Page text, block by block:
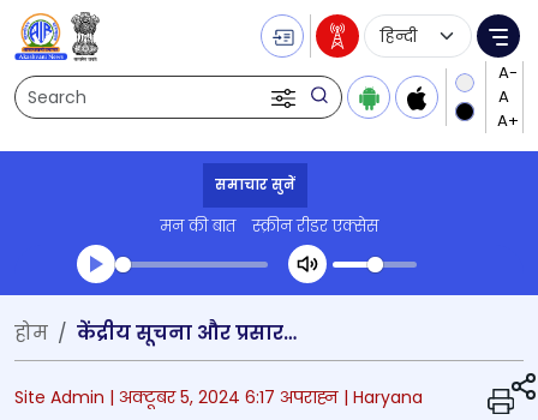
Search
Language
समाचार सुनें
मन की बात स्क्रीन रीडर एक्सेस
Transcript summary
प्ले ऑडियो
होम केंद्रीय सूचना और प्रसारण मंत्री अश्विनी वैष्णव ने आज सुबह गुरुग्राम के बादशाहपुर क्षेत्र के एक मतदान केंद्र पर अपने मताधिकार का इस्तेमाल किया
Site Admin | अक्टूबर 5, 2024 6:17 अपराह्न | Haryana